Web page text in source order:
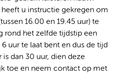
u instructie gekregen om
16.00 en 19.45 uur) te
rond het zelfde tijdstip een
uur te laat bent en dus de tijd
dan 30 uur, dien deze
toe en neem contact op met